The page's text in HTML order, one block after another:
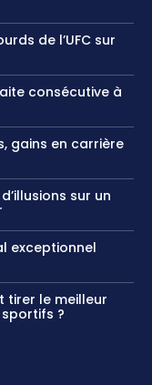
de l’UFC sur
consécutive à
gains en carrière
sur un
exceptionnel
tirer le meilleur
?